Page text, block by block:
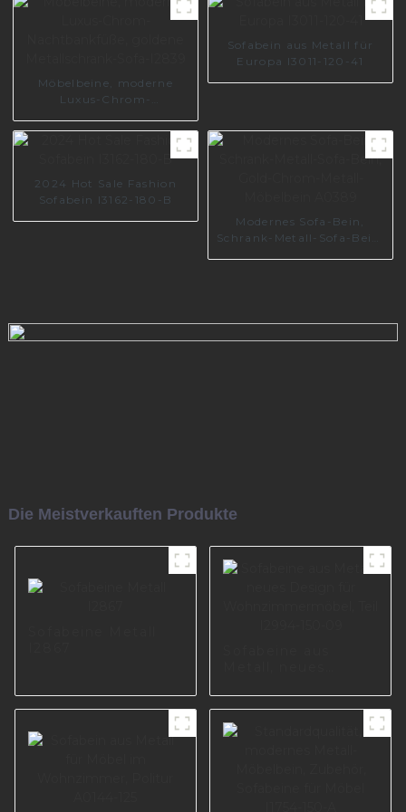
Möbelbeine, moderne
Luxus-Chrom-
Metallschrank-Sofa-I2839
Sofabein aus Metall für
Europa I3011-120-41
2024 Hot Sale Fashion
Sofabein I3162-180-B
Modernes Sofa-Bein,
Schrank-Metall-Sofa-Bein,
Die Meistverkauften Produkte
Wohnzimmermöbel,